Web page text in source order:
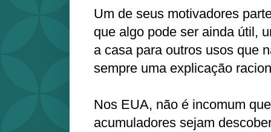
Um de seus motivadores
que algo pode ser ainda útil,
a casa para outros usos que
sempre uma explicação
Nos EUA, não é incomum
acumuladores sejam